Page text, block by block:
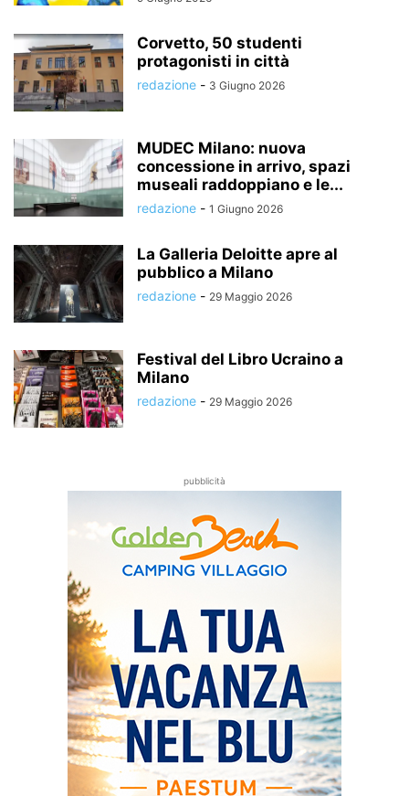
Corvetto, 50 studenti
protagonisti in città
redazione - 3 Giugno 2026
MUDEC Milano: nuova
concessione in arrivo, spazi
museali raddoppiano e le...
redazione - 1 Giugno 2026
La Galleria Deloitte apre al
pubblico a Milano
redazione - 29 Maggio 2026
Festival del Libro Ucraino a
Milano
redazione - 29 Maggio 2026
pubblicità